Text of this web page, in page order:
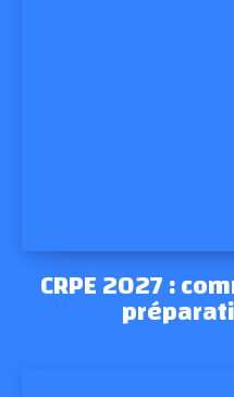
CRPE 2027 :